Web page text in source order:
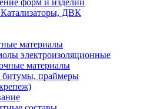
форм и изделий
ДВК
материалы
электроизоляционные
материалы
битумы, праймеры